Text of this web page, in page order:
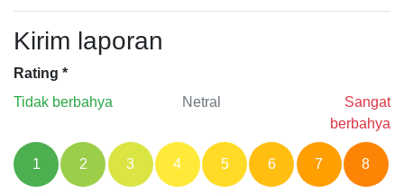
Kirim laporan
Rating *
Tidak berbahya
Netral
Sangat
berbahya
1 2 3 4 5 6 7 8